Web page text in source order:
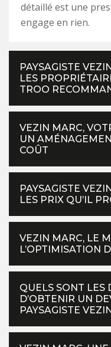
détaillé est une
engage en rien.
PAYSAGISTE
LES
TROO
VEZIN MARC,
UN
COÛT
PAYSAGISTE
LES PRIX QU’IL
VEZIN MARC, LE
L’OPTIMISATION
QUELS SONT LES
D’OBTENIR UN
PAYSAGISTE